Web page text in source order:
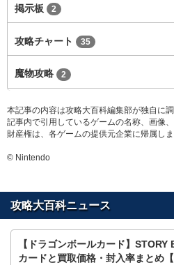
掲示板 2
攻略チャート 35
魔物攻略 2
本記事の内容は攻略大百科編集部が独自に
記事内で引用しているゲームの名称、画像
財産権は、各ゲームの提供元企業に帰属しま
© Nintendo
攻略大百科ニュース
【ドラゴンボールカード】STORY
カードと買取価格・封入率まとめ